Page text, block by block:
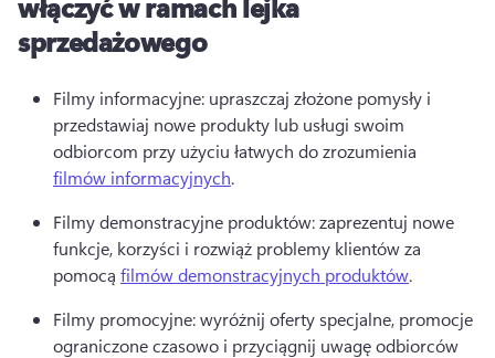
sprzedażowego
Filmy informacyjne: upraszczaj złożone pomysły i
przedstawiaj nowe produkty lub usługi swoim
odbiorcom przy użyciu łatwych do zrozumienia
filmów informacyjnych.
Filmy demonstracyjne produktów: zaprezentuj nowe
funkcje, korzyści i rozwiąż problemy klientów za
pomocą filmów demonstracyjnych produktów.
Filmy promocyjne: wyróżnij oferty specjalne, promocje
ograniczone czasowo i przyciągnij uwagę odbiorców